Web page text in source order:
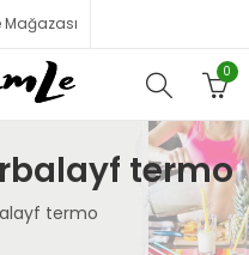
Mağazası
0
termo
termo